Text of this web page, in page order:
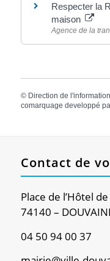
Respecter la
maison
Agence de la
© Direction de
comarquage developpé
Contact de
Place de l’Hôtel
74140 –
04 50 94 00 37